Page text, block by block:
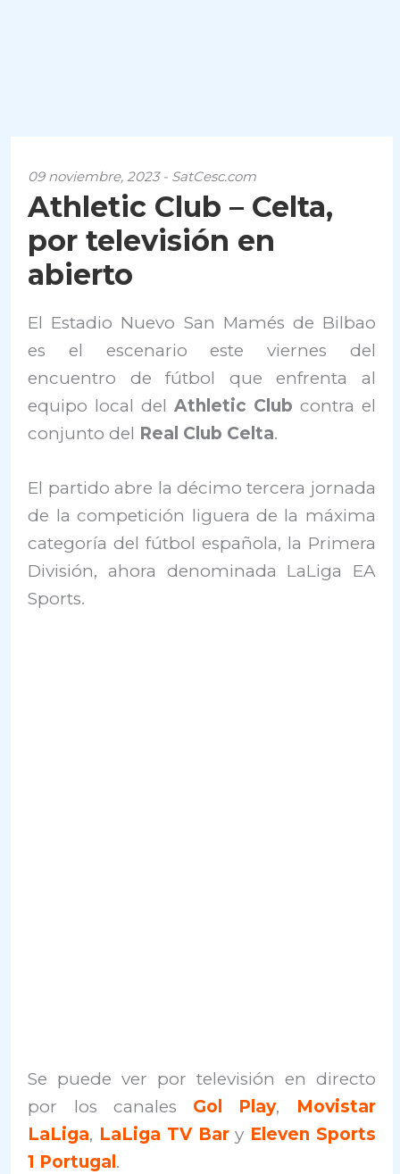
09 noviembre, 2023 - SatCesc.com
Athletic Club – Celta,
por televisión en
abierto
El Estadio Nuevo San Mamés de Bilbao
es el escenario este viernes del
encuentro de fútbol que enfrenta al
equipo local del Athletic Club contra el
conjunto del Real Club Celta.
El partido abre la décimo tercera jornada
de la competición liguera de la máxima
categoría del fútbol española, la Primera
División, ahora denominada LaLiga EA
Sports.
Se puede ver por televisión en directo
por los canales Gol Play, Movistar
LaLiga, LaLiga TV Bar y Eleven Sports
1 Portugal .